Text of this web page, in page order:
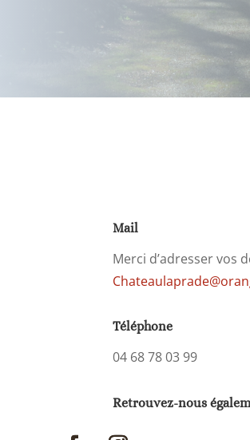
Mail
Merci d’adresser vos
Téléphone
04 68 78 03 99
Retrouvez-nous